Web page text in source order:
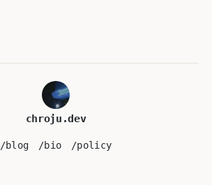
chroju.dev
/blog /bio /policy